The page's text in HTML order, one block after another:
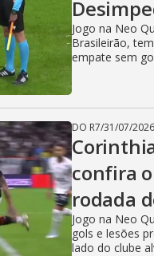
Jogo na Neo
Brasileirão,
empate sem
DO R7/31/07/2026
confira
rodada
Jogo na Neo
gols e lesões
lado do clube